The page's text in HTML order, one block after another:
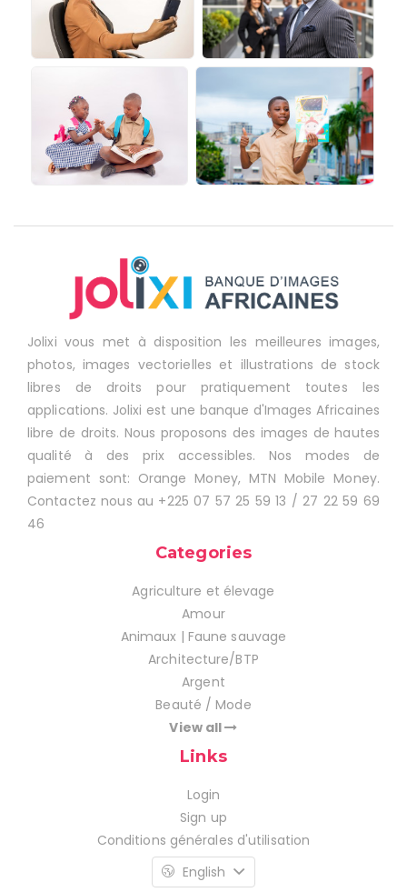
Jolixi vous met à disposition les meilleures images,
photos, images vectorielles et illustrations de stock
libres de droits pour pratiquement toutes les
applications. Jolixi est une banque d'Images Africaines
libre de droits. Nous proposons des images de hautes
qualité à des prix accessibles. Nos modes de
paiement sont: Orange Money, MTN Mobile Money.
Contactez nous au +225 07 57 25 59 13 / 27 22 59 69
46
Categories
Agriculture et élevage
Amour
Animaux | Faune sauvage
Architecture/BTP
Argent
Beauté / Mode
View all
Links
Login
Sign up
Conditions générales d'utilisation
English